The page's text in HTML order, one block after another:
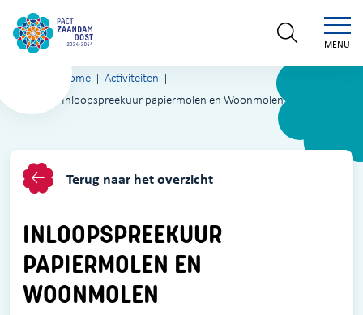
MENU
Home
Activiteiten
Inloopspreekuur papiermolen en Woonmolen
Terug naar het overzicht
INLOOPSPREEKUUR
PAPIERMOLEN EN
WOONMOLEN